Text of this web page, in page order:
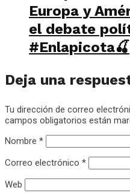
Europa y
el debate
#Enlapicota🍒
Deja una
Tu dirección de correo
campos obligatorios están
Nombre *
Correo electrónico *
Web